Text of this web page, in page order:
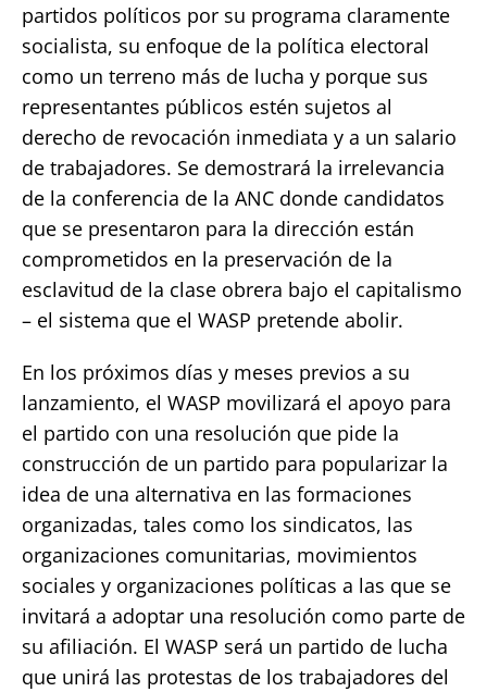
partidos políticos por su programa claramente
socialista, su enfoque de la política electoral
como un terreno más de lucha y porque sus
representantes públicos estén sujetos al
derecho de revocación inmediata y a un salario
de trabajadores. Se demostrará la irrelevancia
de la conferencia de la ANC donde candidatos
que se presentaron para la dirección están
comprometidos en la preservación de la
esclavitud de la clase obrera bajo el capitalismo
– el sistema que el WASP pretende abolir.
En los próximos días y meses previos a su
lanzamiento, el WASP movilizará el apoyo para
el partido con una resolución que pide la
construcción de un partido para popularizar la
idea de una alternativa en las formaciones
organizadas, tales como los sindicatos, las
organizaciones comunitarias, movimientos
sociales y organizaciones políticas a las que se
invitará a adoptar una resolución como parte de
su afiliación. El WASP será un partido de lucha
que unirá las protestas de los trabajadores del